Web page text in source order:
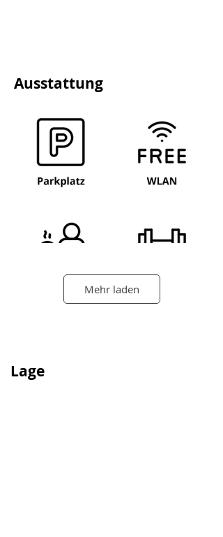
Ausstattung
Mehr laden
Lage